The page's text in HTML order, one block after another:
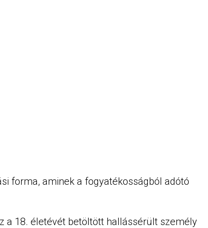
forma, aminek a fogyatékosságból adótó
a 18. életévét betöltött hallássérült személy